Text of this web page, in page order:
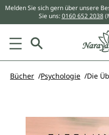
springen
Melden Sie sich gern über unsere
Sie uns:0160 652 2038
Bücher Psychologie Die
Bildergalerie überspringen